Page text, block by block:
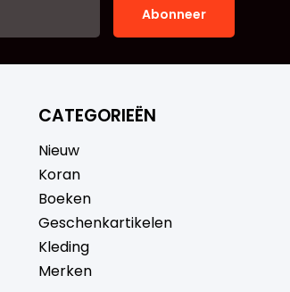
Abonneer
CATEGORIEËN
Nieuw
Koran
Boeken
Geschenkartikelen
Kleding
Merken